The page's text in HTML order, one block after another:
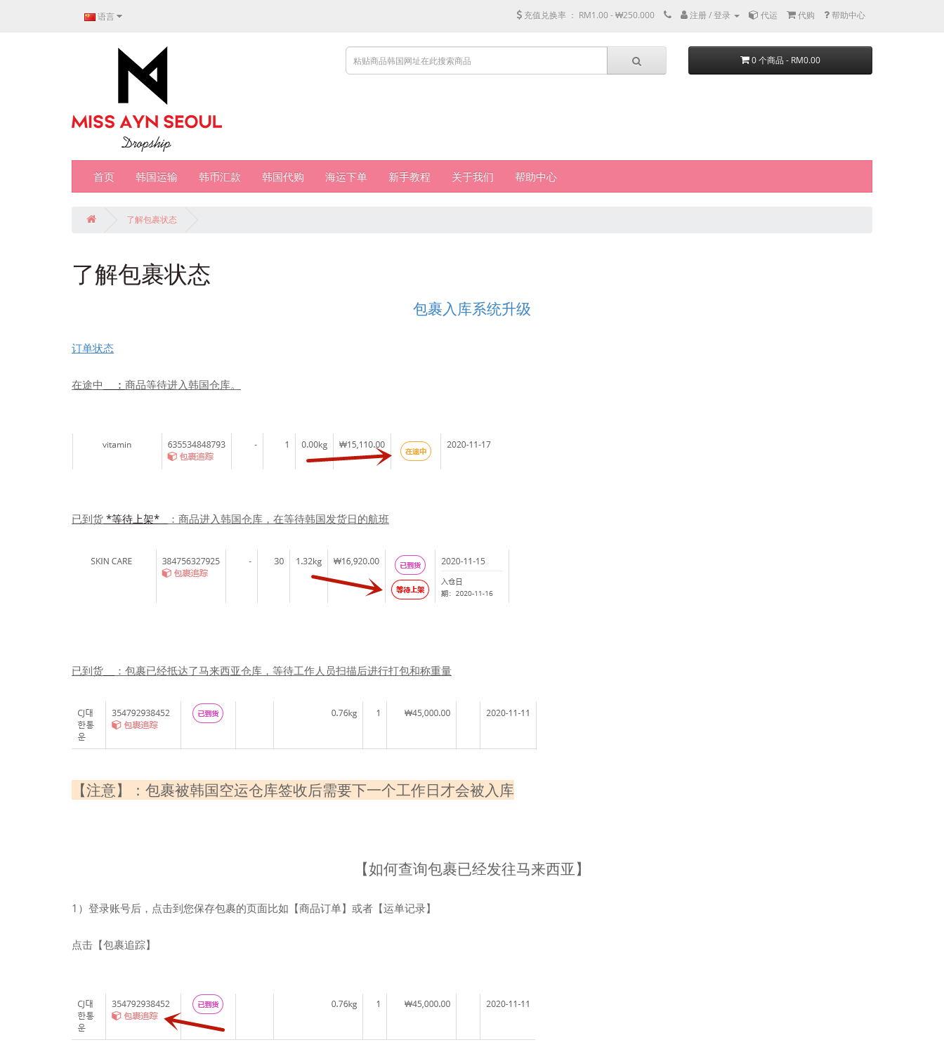
语言 充值兑换率 ： RM1.00 - ₩250.000 注册 / 登录 代运 代购 帮助中心
0 个商品 - RM0.00
首页 韩国运输 韩币汇款 韩国代购 海运下单 新手教程 关于我们 帮助中心
了解包裹状态
了解包裹状态
包裹入库系统升级
订单状态
在途中 ： 商品等待进入韩国仓库。
已到货 *等待上架* ：商品进入韩国仓库，在等待韩国发货日的航班
已到货 ：包裹已经抵达了马来西亚仓库，等待工作人员扫描后进行打包和称重量
【注意】 ：包裹被韩国空运仓库签收后需要下一个工作日才会被入库
【如何查询包裹已经发往马来西亚】
1）登录账号后，点击到您保存包裹的页面比如【商品订单】或者【运单记录】
点击【包裹追踪】